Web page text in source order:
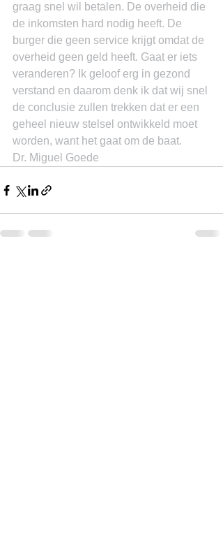
graag snel wil betalen. De overheid die
de inkomsten hard nodig heeft. De
burger die geen service krijgt omdat de
overheid geen geld heeft. Gaat er iets
veranderen? Ik geloof erg in gezond
verstand en daarom denk ik dat wij snel
de conclusie zullen trekken dat er een
geheel nieuw stelsel ontwikkeld moet
worden, want het gaat om de baat.
Dr. Miguel Goede